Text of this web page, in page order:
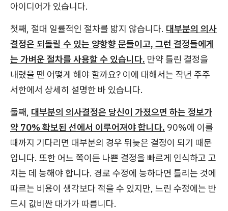
아이디어가 있습니다.
첫째, 절대 일률적인 절차를 밟지 않습니다. 대부분의 의사
결정은 되돌릴 수 있는 양항향 문들이고, 그런 결정들에게
는 가벼운 절차를 사용할 수 있습니다. 만약 틀린 결정을
내렸을 땐 어떻게 해야 할까요? 이에 대해서는 작년 주주
서한에서 상세히 설명한 바 있습니다.
둘째, 대부분의 의사결정은 당신이 가졌으면 하는 정보가
약 70% 확보된 선에서 이루어져야 합니다. 90%에 이를
때까지 기다리면 대부분의 경우 뒤늦은 결정이 되기 때문
입니다. 또한 어느 쪽이든 나쁜 결정을 빠르게 인식하고 고
치는 데 능해야 합니다. 경로 수정에 능하다면 틀리는 것에
따르는 비용이 생각보다 적을 수 있지만, 느린 수정에는 반
드시 값비싼 대가가 따릅니다.